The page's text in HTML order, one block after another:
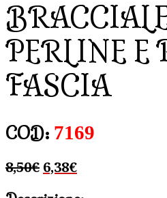
PERLINE E
FASCIA
COD: 7169
8,50€ Il
6,38€Il